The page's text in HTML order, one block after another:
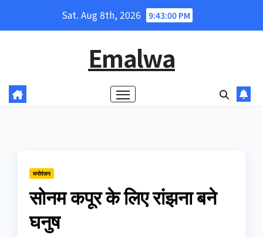
Sat. Aug 8th, 2026 9:43:00 PM
Emalwa
मनोरंजन
सोनम कपूर के लिए रांझना बने
घनुष